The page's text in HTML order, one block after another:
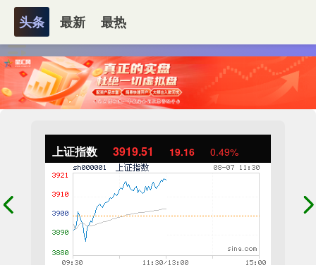
上证指数 3919.51 19.16 0.49%
头条 最新 最热